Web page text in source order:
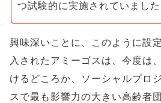
つ試験的に実施されていました
興味深いことに、このように設
入されたアミーゴスは、今度は
けるどころか、ソーシャルプロ
スで最も影響力の大きい高齢者